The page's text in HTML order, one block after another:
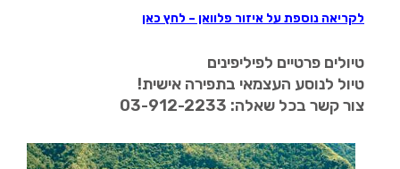
לקריאה נוספת על איזור פלוואן – לחץ כאן
טיולים פרטיים לפיליפינים
טיול לנוסע העצמאי בתפירה אישית!
צור קשר בכל שאלה: 03-912-2233